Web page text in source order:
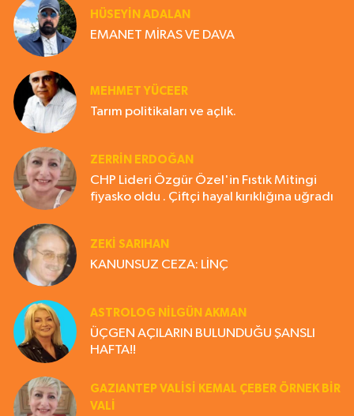
HÜSEYIN ADALAN
EMANET MİRAS VE DAVA
MEHMET YÜCEER
Tarım politikaları ve açlık.
ZERRIN ERDOĞAN
CHP Lideri Özgür Özel'in Fıstık Mitingi
fiyasko oldu . Çiftçi hayal kırıklığına uğradı
ZEKI SARIHAN
KANUNSUZ CEZA: LİNÇ
ASTROLOG NILGÜN AKMAN
ÜÇGEN AÇILARIN BULUNDUĞU ŞANSLI
HAFTA!!
GAZIANTEP VALISI KEMAL ÇEBER ÖRNEK BİR
VALİ